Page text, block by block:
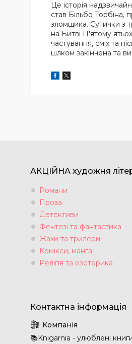
Це історія
став Більбо Торбіна,
зломщика. Сутички з
на Битві П'ятому
частування, сміх та
цілком закінчена та
АКЦІЙНА художня
Романи
Проза
Детективи
Фентезі та фантастика
Жахи та трилери
Комікси, манга
Релігія та езотерика
📚Knigarnia - улюблені